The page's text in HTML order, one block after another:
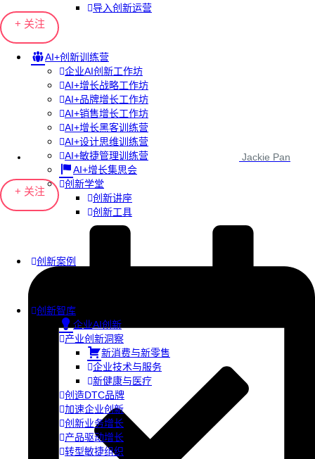
导入创新运营
AI+创新训练营
企业AI创新工作坊
AI+增长战略工作坊
AI+品牌增长工作坊
AI+销售增长工作坊
AI+增长黑客训练营
AI+设计思维训练营
AI+敏捷管理训练营
AI+增长集思会
创新学堂
创新讲座
创新工具
创新案例
创新智库
企业AI创新
产业创新洞察
新消费与新零售
企业技术与服务
新健康与医疗
创造DTC品牌
加速企业创新
创新业务增长
产品驱动增长
转型敏捷组织
+ 关注
Jackie Pan
+ 关注